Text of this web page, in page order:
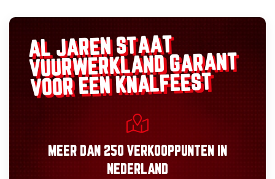
AL JAREN STAAT
VUURWERKLANDGARANT
VOOR EEN KNALFEEST
MEER DAN 250 VERKOOPPUNTEN IN
NEDERLAND